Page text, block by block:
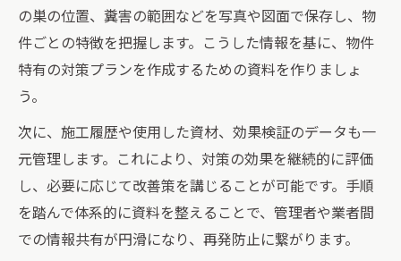
の巣の位置、糞害の範囲などを写真や図面で保存し、物
件ごとの特徴を把握します。こうした情報を基に、物件
特有の対策プランを作成するための資料を作りましょ
う。
次に、施工履歴や使用した資材、効果検証のデータも一
元管理します。これにより、対策の効果を継続的に評価
し、必要に応じて改善策を講じることが可能です。手順
を踏んで体系的に資料を整えることで、管理者や業者間
での情報共有が円滑になり、再発防止に繋がります。